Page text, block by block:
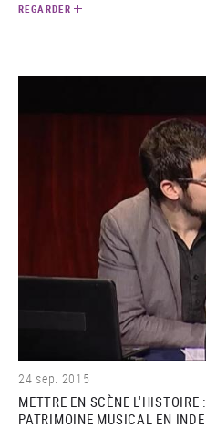
REGARDER
24 sep. 2015
METTRE EN SCÈNE
PATRIMOINE MUSICAL EN